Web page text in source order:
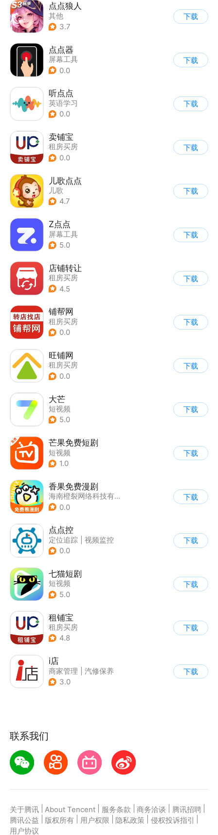
点点狼人
其他
3.7
下载
点点器
屏幕工具
0.0
下载
听点点
英语学习
0.0
下载
卖铺宝
租房买房
0.0
下载
儿歌点点
儿歌
4.7
下载
Z点点
屏幕工具
5.0
下载
店铺转让
租房买房
4.5
下载
铺帮网
租房买房
0.0
下载
旺铺网
租房买房
0.0
下载
大芒
短视频
5.0
下载
芒果免费短剧
短视频
1.0
下载
香果免费漫剧
海南橙裂网络科技有限公司
0.0
下载
点点控
定位追踪
视频监控
0.0
下载
七猫短剧
短视频
5.0
下载
租铺宝
租房买房
4.8
下载
i店
商家管理
汽修保养
| 汽车交易
3.0
下载
联系我们
关于腾讯 About Tencent 服务条款 商务洽谈 腾讯招聘
腾讯公益
版权所有 用户权限 隐私政策 侵权投诉指引
用户协议